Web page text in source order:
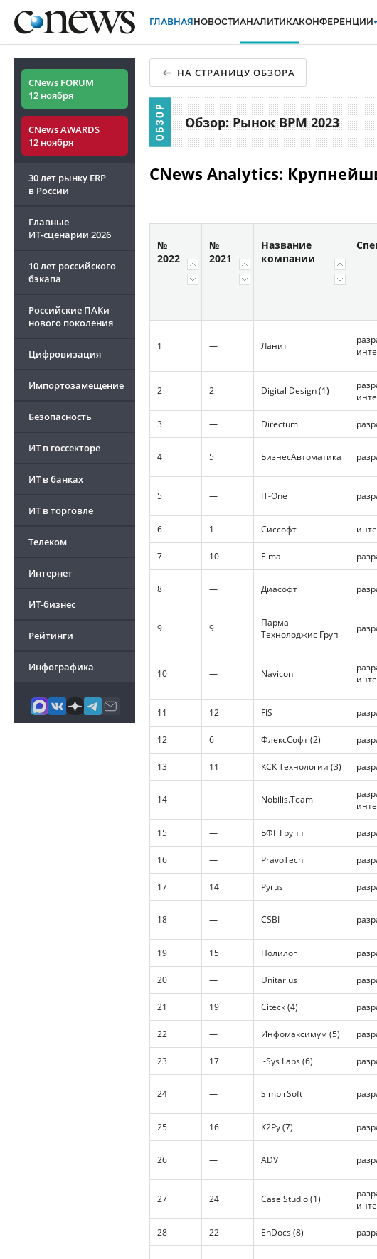
ГЛАВНАЯНОВОСТИАНАЛИТИКАКОНФЕРЕНЦИИ
CNews FORUM
12 ноября
CNews AWARDS
12 ноября
30 лет рынку ERP
в России
Главные
ИТ-сценарии 2026
10 лет российского
бэкапа
Российские ПАКи
нового поколения
Цифровизация
Импортозамещение
Безопасность
ИТ в госсекторе
ИТ в банках
ИТ в торговле
Телеком
Интернет
ИТ-бизнес
Рейтинги
Инфографика
НА СТРАНИЦУ ОБЗОРА
Обзор: Рынок BPM 2023
CNews Analytics:
№
2022
№
2021
Название
компании
1 — Ланит
2 2 Digital Design (1)
3 — Directum
4 5 БизнесАвтоматика
5 — IT-One
6 1 Сиссофт
7 10 Elma
8 — Диасофт
9 9
Парма
Технолоджис Груп
10 — Navicon
11 12 FIS
12 6 ФлексСофт (2)
13 11 КСК Технологии (3)
14 — Nobilis.Team
15 — БФГ Групп
16 — PravoTech
17 14 Pyrus
18 — CSBI
19 15 Полилог
20 — Unitarius
21 19 Citeck (4)
22 — Инфомаксимум (5)
23 17 i-Sys Labs (6)
24 — SimbirSoft
25 16 К2Ру (7)
26 — ADV
27 24 Case Studio (1)
28 22 EnDocs (8)